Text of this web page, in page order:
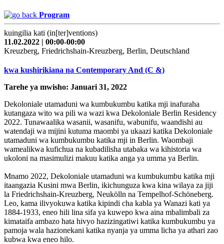
Program
kuingilia kati (in[ter]ventions)
11.02.2022 | 00:00-00:00
Kreuzberg, Friedrichshain-Kreuzberg, Berlin, Deutschland
kwa kushirikiana na Contemporary And (C &)
Tarehe ya mwisho: Januari 31, 2022
Dekoloniale utamaduni wa kumbukumbu katika mji inafuraha
kutangaza wito wa pili wa wazi kwa Dekoloniale Berlin Residency
2022. Tunawaalika wasanii, wasanifu, wabunifu, waandishi au
watendaji wa mijini kutuma maombi ya ukaazi katika Dekoloniale
utamaduni wa kumbukumbu katika mji in Berlin. Waombaji
wamealikwa kufichua na kubadilisha utabaka wa kihistoria wa
ukoloni na masimulizi makuu katika anga ya umma ya Berlin.
Mnamo 2022, Dekoloniale utamaduni wa kumbukumbu katika mji
itaangazia Kusini mwa Berlin, ikichunguza kwa kina wilaya za jiji
la Friedrichshain-Kreuzberg, Neukölln na Tempelhof-Schöneberg.
Leo, kama ilivyokuwa katika kipindi cha kabla ya Wanazi kati ya
1884-1933, eneo hili lina sifa ya kuwepo kwa aina mbalimbali za
kimataifa ambazo hata hivyo hazizingatiwi katika kumbukumbu ya
pamoja wala hazionekani katika nyanja ya umma licha ya athari zao
kubwa kwa eneo hilo.